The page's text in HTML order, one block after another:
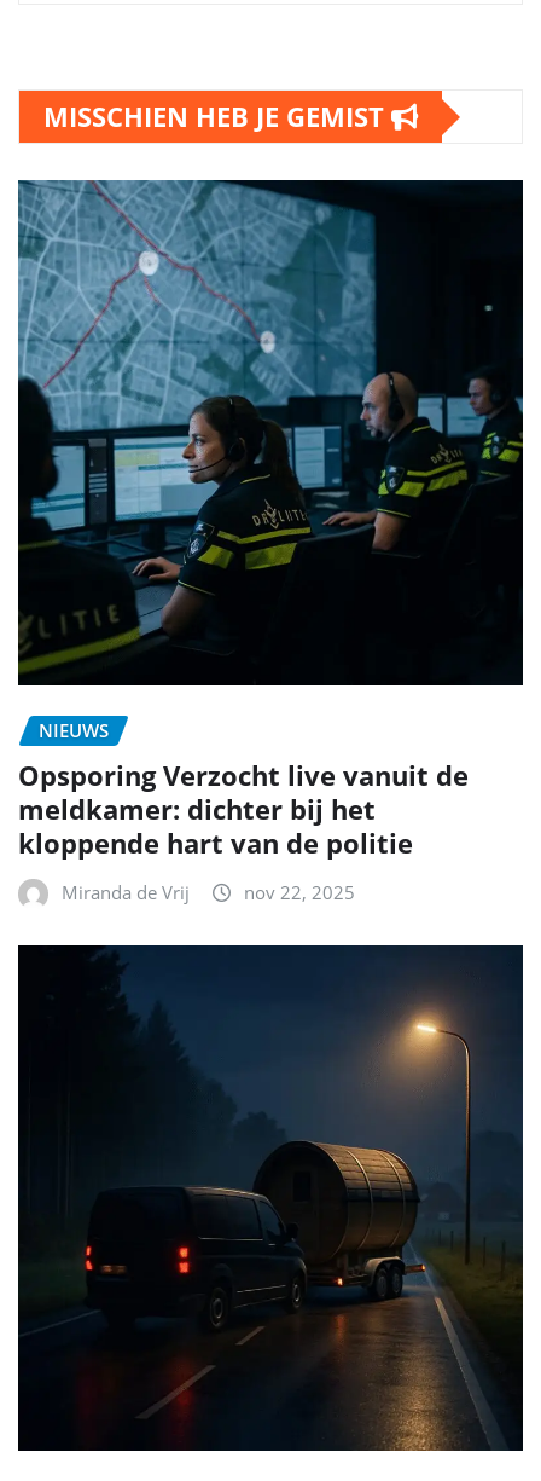
MISSCHIEN HEB JE GEMIST
NIEUWS
Opsporing Verzocht live vanuit de
meldkamer: dichter bij het
kloppende hart van de politie
Miranda de Vrij nov 22, 2025